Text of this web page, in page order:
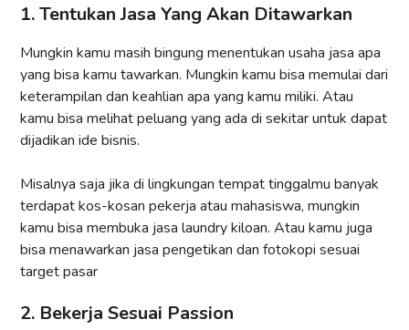
1. Tentukan Jasa Yang Akan Ditawarkan
Mungkin kamu masih bingung menentukan usaha jasa apa
yang bisa kamu tawarkan. Mungkin kamu bisa memulai dari
keterampilan dan keahlian apa yang kamu miliki. Atau
kamu bisa melihat peluang yang ada di sekitar untuk dapat
dijadikan ide bisnis.
Misalnya saja jika di lingkungan tempat tinggalmu banyak
terdapat kos-kosan pekerja atau mahasiswa, mungkin
kamu bisa membuka jasa laundry kiloan. Atau kamu juga
bisa menawarkan jasa pengetikan dan fotokopi sesuai
target pasar
2. Bekerja Sesuai Passion